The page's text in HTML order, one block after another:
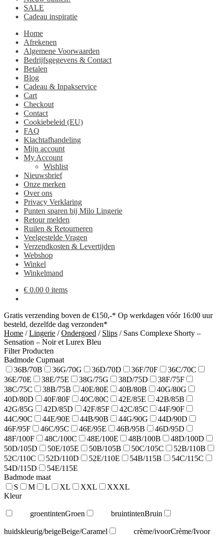
SALE
Cadeau inspiratie
Home
Afrekenen
Algemene Voorwaarden
Bedrijfsgegevens & Contact
Betalen
Blog
Cadeau & Inpakservice
Cart
Checkout
Contact
Cookiebeleid (EU)
FAQ
Klachtafhandeling
Mijn account
My Account
Wishlist
Nieuwsbrief
Onze merken
Over ons
Privacy Verklaring
Punten sparen bij Milo Lingerie
Retour melden
Ruilen & Retourneren
Veelgestelde Vragen
Verzendkosten & Levertijden
Webshop
Winkel
Winkelmand
€ 0.00 0 items
Gratis verzending boven de €150,-* Op werkdagen vóór 16:00 uur
besteld, dezelfde dag verzonden*
Home /Lingerie /Ondergoed / Slips / Sans Complexe Shorty –
Sensation – Noir et Lurex Bleu
Filter Producten
Badmode Cupmaat
36B/70B
36G/70G 36D/70D 36F/70F
36C/70C
36E/70E
38E/75E 38G/75G 38D/75D
38F/75F
38C/75C
38B/75B 40E/80E 40B/80B
40G/80G
40D/80D
40F/80F 40C/80C 42E/85E
42B/85B
42G/85G
42D/85D 42F/85F 42C/85C
44F/90F
44C/90C
44E/90E 44B/90B 44G/90G
44D/90D
46F/95F
46C/95C 46E/95E 46B/95B
46D/95D
48F/100F
48C/100C 48E/100E 48B/100B
48D/100D
50D/105D
50E/105E 50B/105B 50C/105C
52B/110B
52C/110C
52D/110D 52E/110E 54B/115B
54C/115C
54D/115D
54E/115E
Badmode maat
S
M L XL XXL
XXXL
Kleur
groentintenGroen bruintintenBruin
huidskleurig/beigeBeige/Caramel crème/ivoorCrème/Ivoor